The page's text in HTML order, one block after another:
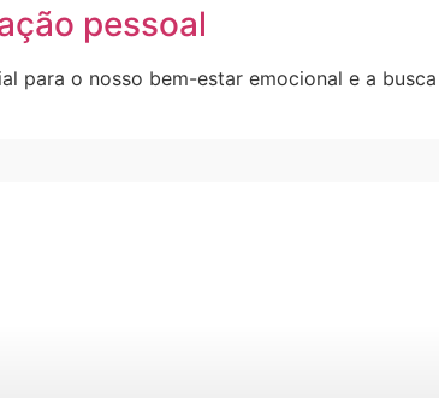
pessoal
para o nosso bem-estar emocional e a